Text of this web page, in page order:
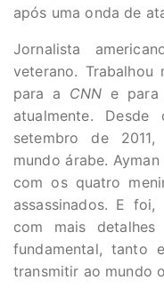
após uma onda de
Jornalista
veterano.
para a CNN e
atualmente.
setembro de
mundo árabe.
com os quatro
assassinados. E
com mais
fundamental, tanto
transmitir ao mundo